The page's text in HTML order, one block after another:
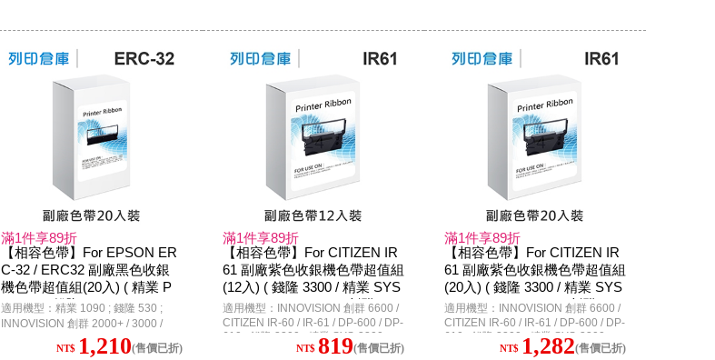
滿1件享89折
【相容色帶】For EPSON ER
C-32 / ERC32 副廠黑色收銀
機色帶超值組(20入) ( 精業 P
M1090 ; 錢隆 PM530 ; INNOV
ISION 創群 2000+ / 3000 ; Ep
son PR-U420 P.O.S. )
適用機型：精業 1090 ; 錢隆 530 ;
INNOVISION 創群 2000+ / 3000 /
3200 / 3200+ ; CASIO CE-2300 / CE-
4700 / CE-6700 / CE-6800 / TK-2200
NT$ 1,210(售價已折)
滿1件享89折
【相容色帶】For CITIZEN IR
61 副廠紫色收銀機色帶超值組
(12入) ( 錢隆 3300 / 精業 SYS
3300 / INNOVISION 創群 660
0 )
適用機型：INNOVISION 創群 6600 /
CITIZEN IR-60 / IR-61 / DP-600 / DP-
610 ; 錢隆 3300 ; 精業 SYS-3300 ;
WINPOS WP-103S ; P-6628 ; BULL-
NT$ 819(售價已折)
滿1件享89折
【相容色帶】For CITIZEN IR
61 副廠紫色收銀機色帶超值組
(20入) ( 錢隆 3300 / 精業 SYS
3300 / INNOVISION 創群 660
0 )
適用機型：INNOVISION 創群 6600 /
CITIZEN IR-60 / IR-61 / DP-600 / DP-
610 ; 錢隆 3300 ; 精業 SYS-3300 ;
WINPOS WP-103S ; P-6628 ; BULL-
NT$ 1,282(售價已折)